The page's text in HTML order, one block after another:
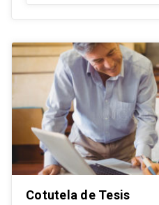
Cotutela de Tesis